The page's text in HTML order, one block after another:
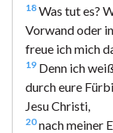
18 Was tut es?
Vorwand oder
freue ich mich
19 Denn ich
durch eure
Jesu Christi,
20nach meiner